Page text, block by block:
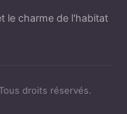
le charme de l'habitat
droits réservés.